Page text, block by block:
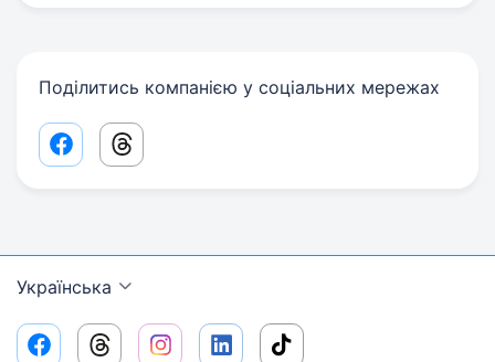
Поділитись компанією у соціальних мережах
Facebook share link
Threads share link
Українська